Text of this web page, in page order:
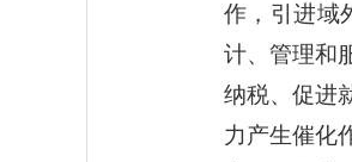
作，引进域
计、管理和
纳税、促进
力产生催化